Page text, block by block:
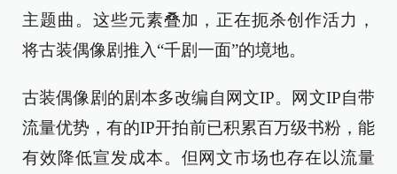
主题曲。这些元素叠加，正在扼杀创作活力，
将古装偶像剧推入“千剧一面”的境地。
古装偶像剧的剧本多改编自网文IP。网文IP自带
流量优势，有的IP开拍前已积累百万级书粉，能
有效降低宣发成本。但网文市场也存在以流量